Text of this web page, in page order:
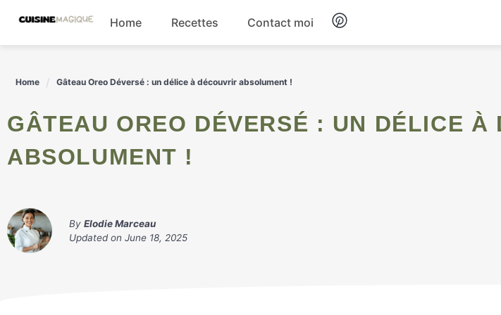
content
Home Recettes Contact moi
Home Gâteau Oreo Déversé : un délice à découvrir absolument !
GÂTEAU OREO DÉVERSÉ : UN DÉLICE À DÉCOUVRIR
ABSOLUMENT !
By Elodie Marceau
Updated on June 18, 2025